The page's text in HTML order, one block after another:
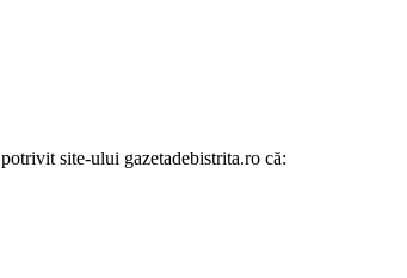
site-ului gazetadebistrita.ro că: